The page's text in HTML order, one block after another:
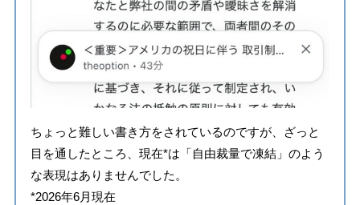
ちょっと難しい書き方をされているのですが、ざっと
目を通したところ、現在*は「自由裁量で凍結」のよう
な表現はありませんでした。
*2026年6月現在